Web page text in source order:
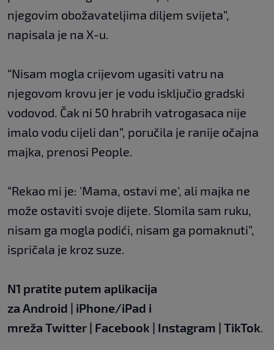
njegovim obožavateljima diljem svijeta”,
napisala je na X-u.
“Nisam mogla crijevom ugasiti vatru na
njegovom krovu jer je vodu isključio gradski
vodovod. Čak ni 50 hrabrih vatrogasaca nije
imalo vodu cijeli dan”, poručila je ranije očajna
majka, prenosi People.
“Rekao mi je: 'Mama, ostavi me', ali majka ne
može ostaviti svoje dijete. Slomila sam ruku,
nisam ga mogla podići, nisam ga pomaknuti”,
ispričala je kroz suze.
N1 pratite putem aplikacija
za Android | iPhone/iPad i
mreža Twitter | Facebook | Instagram | TikTok.